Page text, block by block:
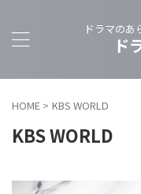
ドラマのあ
ド
HOME > KBS WORLD
KBS WORLD